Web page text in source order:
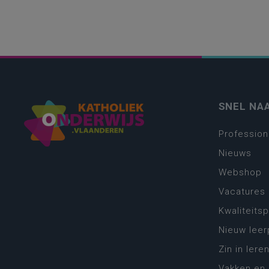
SNEL
Nieuws
Webshop
Vacatures
Nieuw
Zin in